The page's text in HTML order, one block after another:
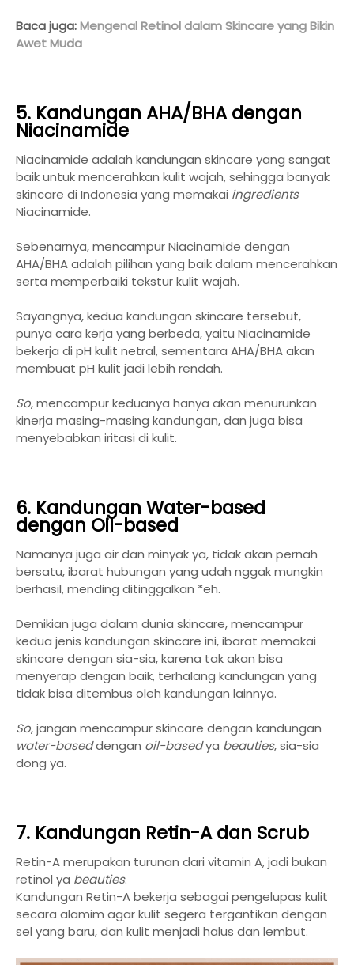
Baca juga:Mengenal Retinol dalam Skincare yang Bikin
Awet Muda
5. Kandungan AHA/BHA dengan
Niacinamide
Niacinamide adalah kandungan skincare yang sangat
baik untuk mencerahkan kulit wajah, sehingga banyak
skincare di Indonesia yang memakai ingredients
Niacinamide.
Sebenarnya, mencampur Niacinamide dengan
AHA/BHA adalah pilihan yang baik dalam mencerahkan
serta memperbaiki tekstur kulit wajah.
Sayangnya, kedua kandungan skincare tersebut,
punya cara kerja yang berbeda, yaitu Niacinamide
bekerja di pH kulit netral, sementara AHA/BHA akan
membuat pH kulit jadi lebih rendah.
So, mencampur keduanya hanya akan menurunkan
kinerja masing-masing kandungan, dan juga bisa
menyebabkan iritasi di kulit.
6. Kandungan Water-based
dengan Oil-based
Namanya juga air dan minyak ya, tidak akan pernah
bersatu, ibarat hubungan yang udah nggak mungkin
berhasil, mending ditinggalkan *eh.
Demikian juga dalam dunia skincare, mencampur
kedua jenis kandungan skincare ini, ibarat memakai
skincare dengan sia-sia, karena tak akan bisa
menyerap dengan baik, terhalang kandungan yang
tidak bisa ditembus oleh kandungan lainnya.
So, jangan mencampur skincare dengan kandungan
water-baseddengan oil-basedya beauties, sia-sia
dong ya.
7. Kandungan Retin-A dan Scrub
Retin-A merupakan turunan dari vitamin A, jadi bukan
retinol ya beauties.
Kandungan Retin-A bekerja sebagai pengelupas kulit
secara alamim agar kulit segera tergantikan dengan
sel yang baru, dan kulit menjadi halus dan lembut.